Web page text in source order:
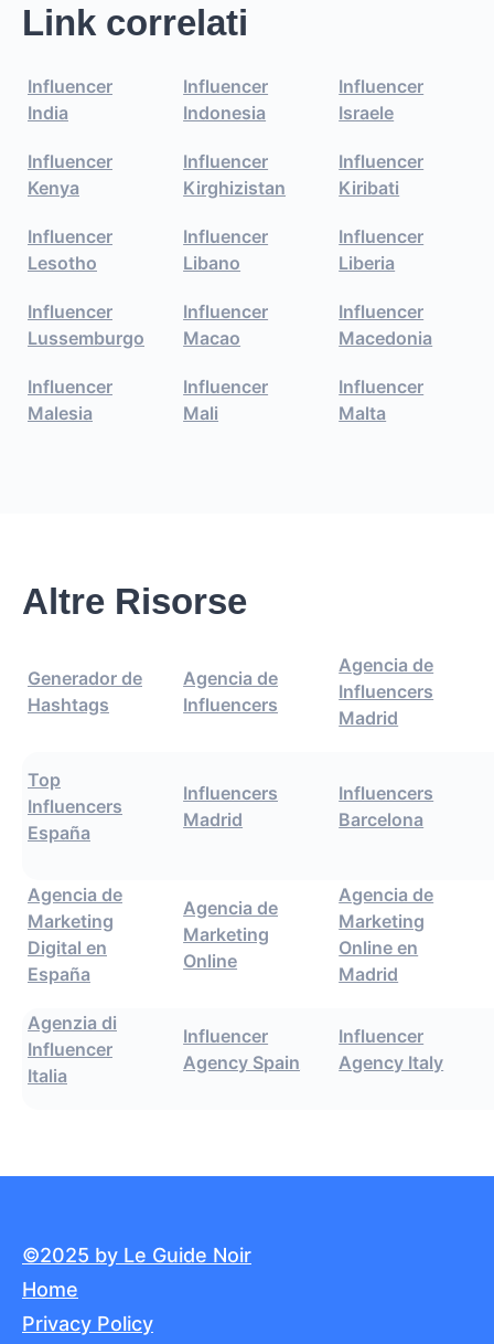
Link correlati
Influencer
India
Influencer
Indonesia
Influencer
Israele
Influencer
Kenya
Influencer
Kirghizistan
Influencer
Kiribati
Influencer
Lesotho
Influencer
Libano
Influencer
Liberia
Influencer
Lussemburgo
Influencer
Macao
Influencer
Macedonia
Influencer
Malesia
Influencer
Mali
Influencer
Malta
Altre Risorse
Generador de
Hashtags
Agencia de
Influencers
Agencia de
Influencers
Madrid
Top
Influencers
España
Influencers
Madrid
Influencers
Barcelona
Agencia de
Marketing
Digital en
España
Agencia de
Marketing
Online
Agencia de
Marketing
Online en
Madrid
Agenzia di
Influencer
Italia
Influencer
Agency Spain
Influencer
Agency Italy
©2025 by Le Guide Noir
Home
Privacy Policy